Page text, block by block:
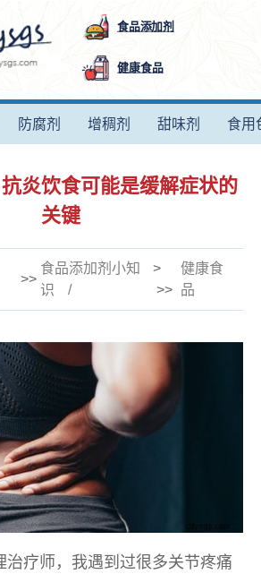
食品添加剂
健康食品
防腐剂 增稠剂 甜味剂 食用
炎饮食可能是缓解症状的
关键
>>
食品添加剂小知
识
>
>>
健康食
品
治疗师，我遇到过很多关节疼痛